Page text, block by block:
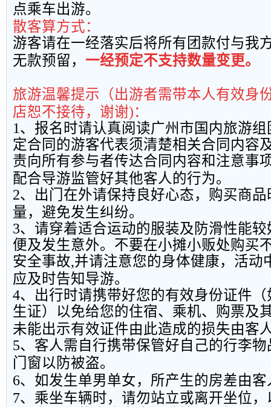
点乘车出游。
散客算方式：
游客请在一经落实后将所有团款付与我
无款预留， 一经预定不支持数量变更。
旅游温馨提示（出游者需带本人有效身
店恕不接待，谢谢)：
1、报名时请认真阅读广州市国内旅游
定合同的游客代表须清楚相关合同内容
责向所有参与者传达合同内容和注意事
配合导游监管好其他客人的行为。
2、出门在外请保持良好心态，购买商
量，避免发生纠纷。
3、请穿着适合运动的服装及防滑性能
便及发生意外。不要在小摊小贩处购买
安全事故,并请注意您的身体健康，活动
应及时告知导游。
4、出行时请携带好您的有效身份证件
生证）以免给您的住宿、乘机、购票及
未能出示有效证件由此造成的损失由客
5、客人需自行携带保管好自己的行李
门窗以防被盗。
6、如发生单男单女，所产生的房差由客
7、乘坐车辆时，请勿站立或离开坐位